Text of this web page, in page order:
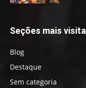
Seções mais
Blog
Destaque
Sem categoria